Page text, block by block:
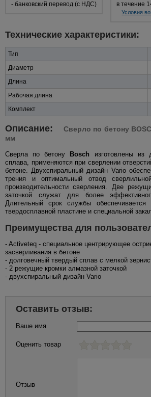
- банковский перевод (с НДС)
в течение
Условия
Технические характеристики:
Тип
Диаметр
Длина
Рабочая длина
Комплект
Описание:
Сверло по бетону
мм
Сверла по бетону Bosch изготовлены из
сплава, применяются при сверлении
бетоне. Двухспиральный дизайн Vario
трения и оптимальный отвод
производительности сверления. Две
заточкой служат для более
Длительный срок службы обеспечивается
твердосплавной пластине и специальной
Преимущества для
- Activeteq - специальное центрирующее
засверливания в бетоне
- долговечный твердый сплав с мелкой
- 2 режущие кромки алмазной заточкой
- двухспиральный дизайн Vario
Оставить отзыв:
Ваше имя
Оценить товар
Отзыв